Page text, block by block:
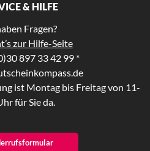
& HILFE
Fragen?
zur Hilfe-Seite
897 33 42 99 *
ist Montag bis Freitag von 11-
für Sie da.